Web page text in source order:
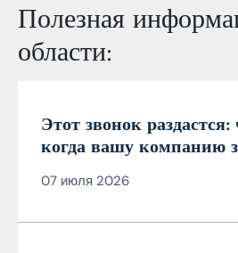
Полезная
области:
Этот звонок раздастся:
когда вашу компанию
07 июля 2026